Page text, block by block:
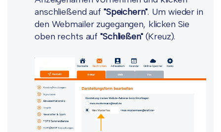
anschließend auf "Speichern". Um wieder in
den Webmailer zugegangen, klicken Sie
oben rechts auf "Schließen"(Kreuz).